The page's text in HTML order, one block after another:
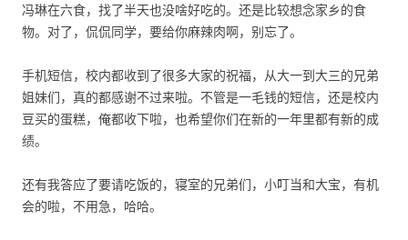
冯琳在六食，找了半天也没啥好吃的。还是比较想念家乡的食
物。对了，侃侃同学，要给你麻辣肉啊，别忘了。
手机短信，校内都收到了很多大家的祝福，从大一到大三的兄弟
姐妹们，真的都感谢不过来啦。不管是一毛钱的短信，还是校内
豆买的蛋糕，俺都收下啦，也希望你们在新的一年里都有新的成
绩。
还有我答应了要请吃饭的，寝室的兄弟们，小叮当和大宝，有机
会的啦，不用急，哈哈。